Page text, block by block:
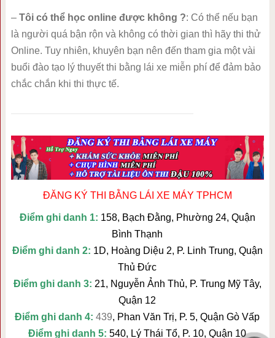
– Tôi có thể học online được không ?: Có thể nếu bạn
là người quá bận rộn và không có thời gian thì hãy thi thử
Online. Tuy nhiên, khuyên bạn nên đến tham gia một vài
buổi đào tạo lý thuyết thi bằng lái xe miễn phí để đảm bảo
chắc chắn khi thi thực tế.
ĐĂNG KÝ THI BẰNG LÁI XE MÁY TPHCM
Điểm ghi danh 1: 158, Bạch Đằng, Phường 24, Quận
Bình Thạnh
Điểm ghi danh 2: 1D, Hoàng Diệu 2, P. Linh Trung, Quận
Thủ Đức
Điểm ghi danh 3: 21, Nguyễn Ảnh Thủ, P. Trung Mỹ Tây,
Quận 12
Điểm ghi danh 4: 439, Phan Văn Trị, P. 5, Quận Gò Vấp
Điểm ghi danh 5: 540, Lý Thái Tổ, P. 10, Quận 10